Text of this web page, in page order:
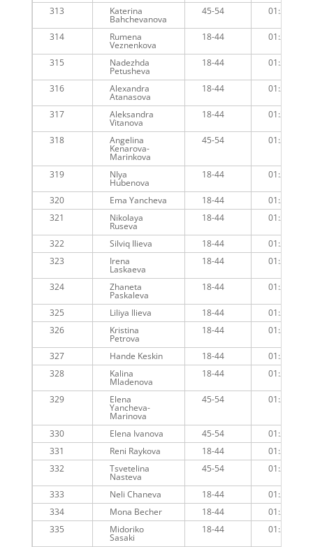
313 Katerina
Bahchevanova
45-54 01:21:05
314 Rumena
Veznenkova
18-44 01:21:33
315 Nadezhda
Petusheva
18-44 01:21:33
316 Alexandra
Atanasova
18-44 01:21:34
317 Aleksandra
Vitanova
18-44 01:21:40
318 Angelina
Kenarova-
Marinkova
45-54 01:21:05
319 NIya
Hubenova
18-44 01:21:51
320 Ema Yancheva 18-44
01:21:58
321
Nikolaya
Ruseva
18-44 01:22:04
322 Silviq Ilieva 18-44
01:22:03
323
Irena
Laskaeva
18-44 01:22:16
324 Zhaneta
Paskaleva
18-44 01:22:39
325 Liliya Ilieva 18-44
01:22:54
326
Kristina
Petrova
18-44 01:22:59
327 Hande Keskin 18-44
01:22:20
328
Kalina
Mladenova
18-44 01:23:15
329 Elena
Yancheva-
Marinova
45-54 01:22:56
330 Elena Ivanova 45-54
01:22:41
331
Reni Raykova 18-44
01:23:15
332
Tsvetelina
Nasteva
45-54 01:23:39
333 Neli Chaneva 18-44
01:23:58
334
Mona Becher 18-44
01:23:53
335
Midoriko
Sasaki
18-44 01:23:20